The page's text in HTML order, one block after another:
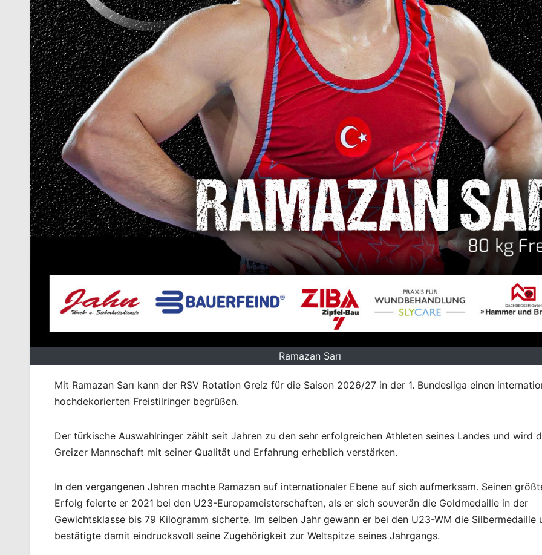
Ramazan Sarı
Mit Ramazan Sarı kann der RSV Rotation Greiz für die Saison 2026/27 in der 1. Bundesliga einen
hochdekorierten Freistilringer begrüßen.
Der türkische Auswahlringer zählt seit Jahren zu den sehr erfolgreichen Athleten seines Landes und wird
Greizer Mannschaft mit seiner Qualität und Erfahrung erheblich verstärken.
In den vergangenen Jahren machte Ramazan auf internationaler Ebene auf sich aufmerksam. Seinen
Erfolg feierte er 2021 bei den U23-Europameisterschaften, als er sich souverän die Goldmedaille in der
Gewichtsklasse bis 79 Kilogramm sicherte. Im selben Jahr gewann er bei den U23-WM die Silbermedaille
bestätigte damit eindrucksvoll seine Zugehörigkeit zur Weltspitze seines Jahrgangs.